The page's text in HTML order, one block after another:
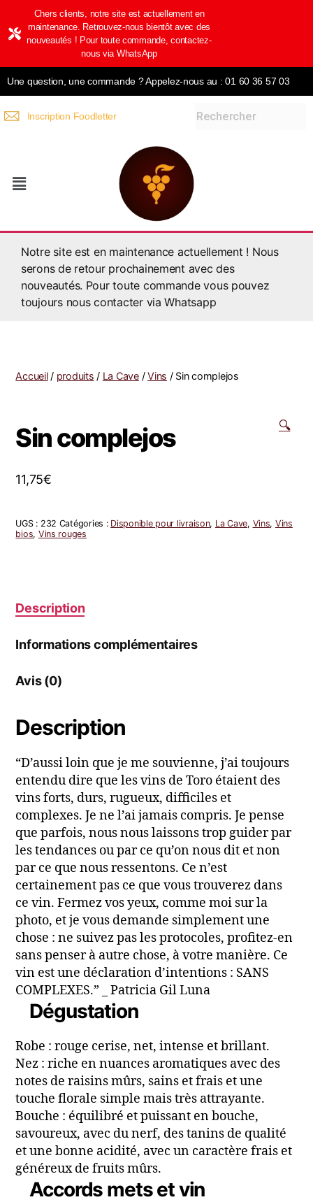
Chers clients, notre site est actuellement en
maintenance. Retrouvez-nous bientôt avec des
nouveautés ! Pour toute commande, contactez-
nous via WhatsApp
Une question, une commande ? Appelez-nous au : 01 60 36 57 03
Inscription Foodletter
Notre site est en maintenance actuellement ! Nous
serons de retour prochainement avec des
nouveautés. Pour toute commande vous pouvez
toujours nous contacter via Whatsapp
Accueil/ produits / La Cave/Vins / Sin complejos
🔍
Sin complejos
11,75€
UGS : 232 Catégories : Disponible pour livraison, La Cave, Vins, Vins
bios, Vins rouges
Description
Informations complémentaires
Avis (0)
Description
“D’aussi loin que je me souvienne, j’ai toujours
entendu dire que les vins de Toro étaient des
vins forts, durs, rugueux, difficiles et
complexes. Je ne l’ai jamais compris. Je pense
que parfois, nous nous laissons trop guider par
les tendances ou par ce qu’on nous dit et non
par ce que nous ressentons. Ce n’est
certainement pas ce que vous trouverez dans
ce vin. Fermez vos yeux, comme moi sur la
photo, et je vous demande simplement une
chose : ne suivez pas les protocoles, profitez-en
sans penser à autre chose, à votre manière. Ce
vin est une déclaration d’intentions : SANS
COMPLEXES.” _ Patricia Gil Luna
Dégustation
Robe : rouge cerise, net, intense et brillant.
Nez : riche en nuances aromatiques avec des
notes de raisins mûrs, sains et frais et une
touche florale simple mais très attrayante.
Bouche : équilibré et puissant en bouche,
savoureux, avec du nerf, des tanins de qualité
et une bonne acidité, avec un caractère frais et
généreux de fruits mûrs.
Accords mets et vin